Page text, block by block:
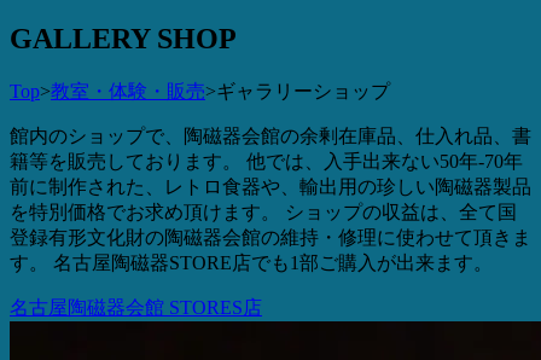
GALLERY SHOP
Top>教室・体験・販売>ギャラリーショップ
館内のショップで、陶磁器会館の余剰在庫品、仕入れ品、書
籍等を販売しております。 他では、入手出来ない50年-70年
前に制作された、レトロ食器や、輸出用の珍しい陶磁器製品
を特別価格でお求め頂けます。 ショップの収益は、全て国
登録有形文化財の陶磁器会館の維持・修理に使わせて頂きま
す。 名古屋陶磁器STORE店でも1部ご購入が出来ます。
名古屋陶磁器会館 STORES店